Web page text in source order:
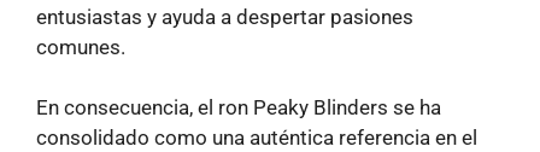
entusiastas y ayuda a despertar pasiones
comunes.
En consecuencia, el ron Peaky Blinders se ha
consolidado como una auténtica referencia en el